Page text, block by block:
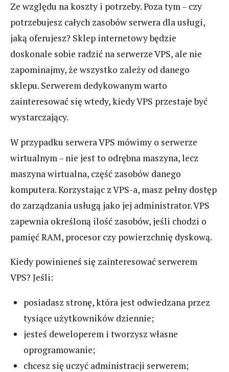
Ze względu na koszty i potrzeby. Poza tym – czy
potrzebujesz całych zasobów serwera dla usługi,
jaką oferujesz? Sklep internetowy będzie
doskonale sobie radzić na serwerze VPS, ale nie
zapominajmy, że wszystko zależy od danego
sklepu. Serwerem dedykowanym warto
zainteresować się wtedy, kiedy VPS przestaje być
wystarczający.
W przypadku serwera VPS mówimy o serwerze
wirtualnym – nie jest to odrębna maszyna, lecz
maszyna wirtualna, część zasobów danego
komputera. Korzystając z VPS-a, masz pełny dostęp
do zarządzania usługą jako jej administrator. VPS
zapewnia określoną ilość zasobów, jeśli chodzi o
pamięć RAM, procesor czy powierzchnię dyskową.
Kiedy powinieneś się zainteresować serwerem
VPS? Jeśli:
posiadasz stronę, która jest odwiedzana przez
tysiące użytkowników dziennie;
jesteś deweloperem i tworzysz własne
oprogramowanie;
chcesz się uczyć administracji serwerem;